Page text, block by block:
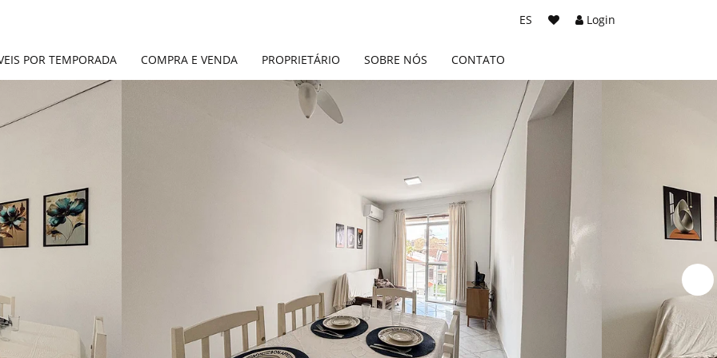
ES Login
POR TEMPORADA COMPRA E VENDA PROPRIETÁRIO SOBRE NÓS CONTATO